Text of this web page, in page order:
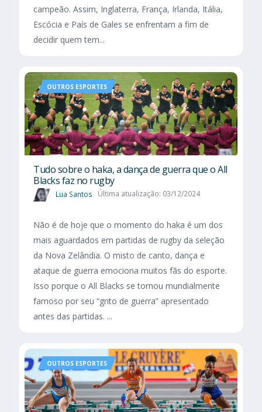
campeão. Assim, Inglaterra, França, Irlanda, Itália,
Escócia e País de Gales se enfrentam a fim de
decidir quem tem...
OUTROS ESPORTES
Tudo sobre o haka, a dança de guerra que o All
Blacks faz no rugby
Lua Santos Última atualização: 03/12/2024
Não é de hoje que o momento do haka é um dos
mais aguardados em partidas de rugby da seleção
da Nova Zelândia. O misto de canto, dança e
ataque de guerra emociona muitos fãs do esporte.
Isso porque o All Blacks se tornou mundialmente
famoso por seu “grito de guerra” apresentado
antes das partidas. ...
OUTROS ESPORTES